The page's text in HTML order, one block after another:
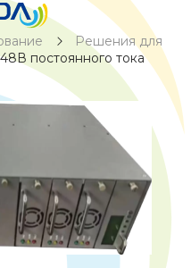
Решения для
постоянного тока